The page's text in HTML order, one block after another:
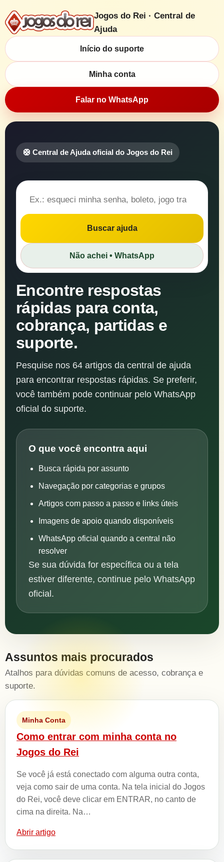
Jogos do Rei · Central de
Ajuda
Início do suporte
Minha conta
Falar no WhatsApp
🛟 Central de Ajuda oficial do Jogos do Rei
Buscar
na
central
de
Buscar ajuda
Não achei • WhatsApp
Encontre respostas
rápidas para conta,
cobrança, partidas e
suporte.
Pesquise nos 64 artigos da central de ajuda
para encontrar respostas rápidas. Se preferir,
você também pode continuar pelo WhatsApp
oficial do suporte.
O que você encontra aqui
Busca rápida por assunto
Navegação por categorias e grupos
Artigos com passo a passo e links úteis
Imagens de apoio quando disponíveis
WhatsApp oficial quando a central não
resolver
Se sua dúvida for específica ou a tela
estiver diferente, continue pelo WhatsApp
oficial.
Assuntos mais procurados
Atalhos para dúvidas comuns de acesso, cobrança e
suporte.
Minha Conta
Como entrar com minha conta no
Jogos do Rei
Se você já está conectado com alguma outra conta,
veja como sair de uma conta. Na tela inicial do Jogos
do Rei, você deve clicar em ENTRAR, no canto de
cima na direita. Na…
Abrir artigo